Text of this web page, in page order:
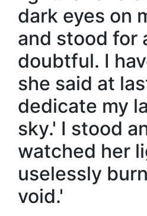
dark eyes on
and stood for
doubtful. I
she said at
dedicate my
sky.' I stood
watched her
uselessly
void.'